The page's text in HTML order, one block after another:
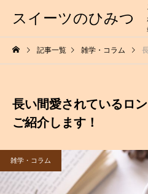
スイーツのひみつ
記事一覧 雑学・コラム 長
長い間愛されているロ
ご紹介します！
雑学・コラム